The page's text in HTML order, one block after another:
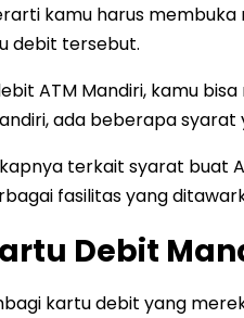
kamu harus
debit tersebut.
ATM Mandiri, kamu
ada beberapa
terkait syarat buat
fasilitas yang
Debit
kartu debit yang